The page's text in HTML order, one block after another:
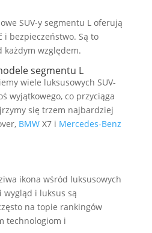
SUV-y segmentu L oferują
i bezpieczeństwo. Są to
każdym względem.
segmentu L
wiele luksusowych SUV-
wyjątkowego, co przyciąga
się trzem najbardziej
BMWX7 i Mercedes-Benz
ikona wśród luksusowych
wygląd i luksus są
na topie rankingów
technologiom i